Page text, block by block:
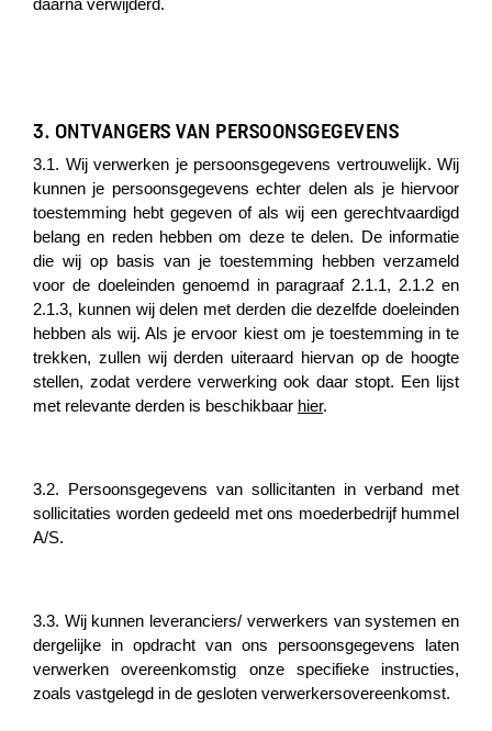
daarna verwijderd.
3. ONTVANGERS VAN PERSOONSGEGEVENS
3.1. Wij verwerken je persoonsgegevens vertrouwelijk. Wij
kunnen je persoonsgegevens echter delen als je hiervoor
toestemming hebt gegeven of als wij een gerechtvaardigd
belang en reden hebben om deze te delen. De informatie
die wij op basis van je toestemming hebben verzameld
voor de doeleinden genoemd in paragraaf 2.1.1, 2.1.2 en
2.1.3, kunnen wij delen met derden die dezelfde doeleinden
hebben als wij. Als je ervoor kiest om je toestemming in te
trekken, zullen wij derden uiteraard hiervan op de hoogte
stellen, zodat verdere verwerking ook daar stopt. Een lijst
met relevante derden is beschikbaar hier.
3.2. Persoonsgegevens van sollicitanten in verband met
sollicitaties worden gedeeld met ons moederbedrijf hummel
A/S.
3.3. Wij kunnen leveranciers/ verwerkers van systemen en
dergelijke in opdracht van ons persoonsgegevens laten
verwerken overeenkomstig onze specifieke instructies,
zoals vastgelegd in de gesloten verwerkersovereenkomst.